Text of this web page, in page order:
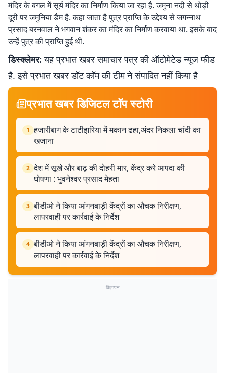
मंदिर के बगल में सूर्य मंदिर का निर्माण किया जा रहा है. जमुना नदी से थोड़ी
दूरी पर जमुनिया डैम है. कहा जाता है पुत्र प्राप्ति के उद्देश्य से जगन्नाथ
प्रसाद बरनवाल ने भगवान शंकर का मंदिर का निर्माण करवाया था. इसके बाद
उन्हें पुत्र की प्राप्ति हुई थी.
डिस्क्लेमर: यह प्रभात खबर समाचार पत्र की ऑटोमेटेड न्यूज फीड
है. इसे प्रभात खबर डॉट कॉम की टीम ने संपादित नहीं किया है
प्रभात खबर डिजिटल टॉप स्टोरी
1 हजारीबाग के टाटीझरिया में मकान ढहा,अंदर निकला चांदी का
खजाना
2 देश में सूखे और बाढ़ की दोहरी मार, केंद्र करे आपदा की
घोषणा : भुवनेश्वर प्रसाद मेहता
3 बीडीओ ने किया आंगनबाड़ी केंद्रों का औचक निरीक्षण,
लापरवाही पर कार्रवाई के निर्देश
4 बीडीओ ने किया आंगनबाड़ी केंद्रों का औचक निरीक्षण,
लापरवाही पर कार्रवाई के निर्देश
विज्ञापन